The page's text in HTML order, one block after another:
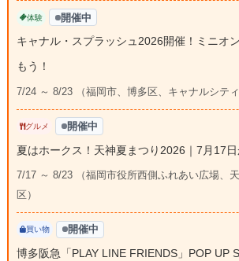
体験 開催中
キャナル・スプラッシュ2026開催！ミニオ
もう！
7/24 ～ 8/23 （福岡市、博多区、キャナルシティ
グルメ 開催中
夏はホークス！天神夏まつり2026｜7月17
7/17 ～ 8/23 （福岡市役所西側ふれあい広場、
区）
買い物 開催中
博多阪急「PLAY LINE FRIENDS」POP UP